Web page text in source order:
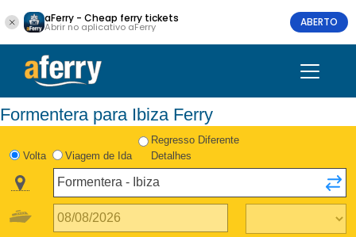
aFerry - Cheap ferry tickets
Abrir no aplicativo aFerry ABERTO
Formentera para Ibiza Ferry
Volta Viagem de Ida
Regresso Diferente
Detalhes